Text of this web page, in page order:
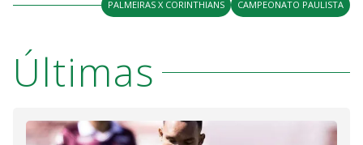
V
i
d
d PALMEIRAS X CORINTHIANS CAMPEONATO PAULISTA
Últimas